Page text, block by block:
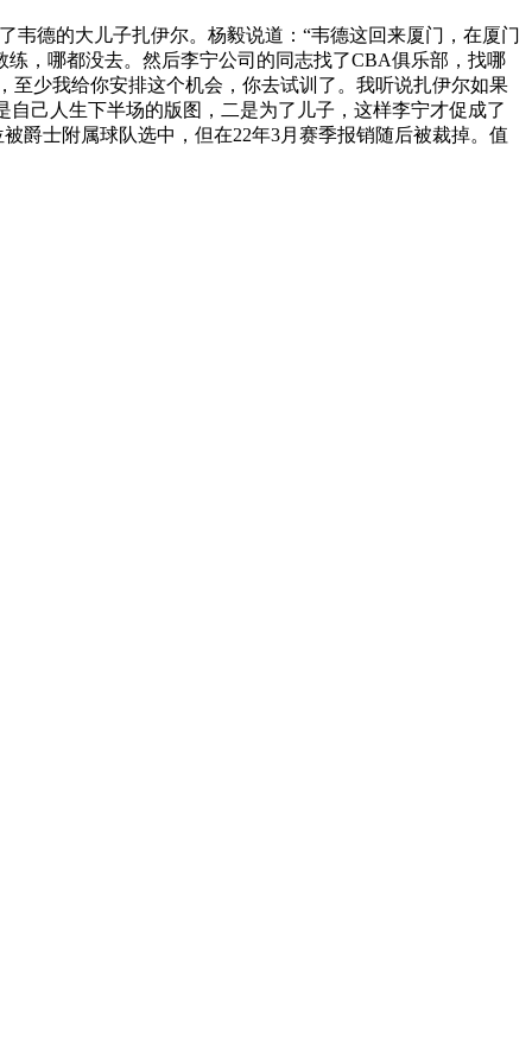
德的大儿子扎伊尔。杨毅说道：“韦德这回来厦门，在厦门
，哪都没去。然后李宁公司的同志找了CBA俱乐部，找哪
少我给你安排这个机会，你去试训了。我听说扎伊尔如果
己人生下半场的版图，二是为了儿子，这样李宁才促成了
爵士附属球队选中，但在22年3月赛季报销随后被裁掉。值